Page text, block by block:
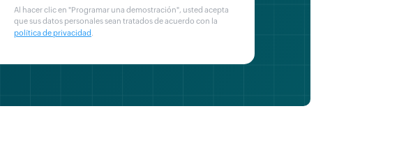
Al hacer clic en "Programar una demostración", usted acepta
que sus datos personales sean tratados de acuerdo con la
política de privacidad